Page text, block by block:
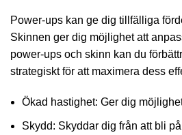
Power-ups kan ge dig tillfälliga
Skinnen ger dig möjlighet att
power-ups och skinn kan du
strategiskt för att maximera dess
Ökad hastighet: Ger dig
Skydd: Skyddar dig från att bli